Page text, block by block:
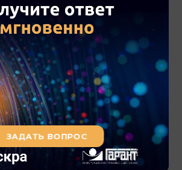
исключением объектов
налогом на имущество
в перечень объектов
торгового и бытового
в соответствии с
п. 7 ст.
субъектом РФ.
предприниматели,
налоговые режимы, не
уплаты налога на имущество
в отношении объектов
торгового и бытового
в соответствующий